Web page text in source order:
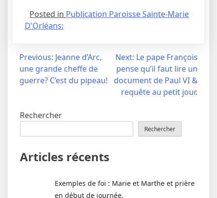
Posted in Publication Paroisse Sainte-Marie
D'Orléans:
Navigation
Previous: Jeanne d’Arc,
une grande cheffe de
guerre? C’est du pipeau!
Next: Le pape François
pense qu’il faut lire un
document de Paul VI &
requête au petit jour.
Rechercher
Rechercher
Articles récents
Exemples de foi : Marie et Marthe et prière
en début de journée.